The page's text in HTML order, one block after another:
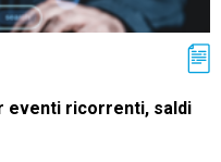
eventi ricorrenti, saldi